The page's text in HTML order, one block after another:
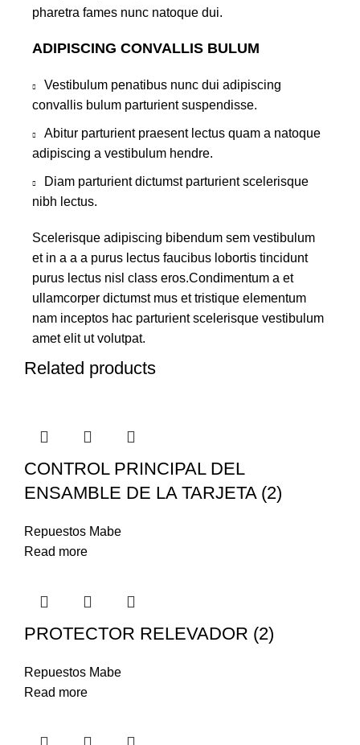
pharetra fames nunc natoque dui.
ADIPISCING CONVALLIS BULUM
Vestibulum penatibus nunc dui adipiscing
convallis bulum parturient suspendisse.
Abitur parturient praesent lectus quam a natoque
adipiscing a vestibulum hendre.
Diam parturient dictumst parturient scelerisque
nibh lectus.
Scelerisque adipiscing bibendum sem vestibulum
et in a a a purus lectus faucibus lobortis tincidunt
purus lectus nisl class eros.Condimentum a et
ullamcorper dictumst mus et tristique elementum
nam inceptos hac parturient scelerisque vestibulum
amet elit ut volutpat.
Related products
CONTROL PRINCIPAL DEL
ENSAMBLE DE LA TARJETA (2)
Repuestos Mabe
Read more
PROTECTOR RELEVADOR (2)
Repuestos Mabe
Read more